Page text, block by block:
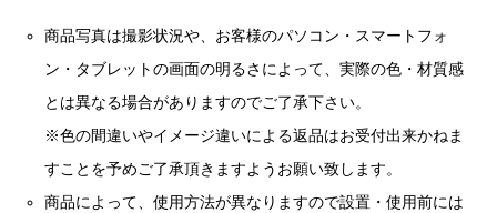
商品写真は撮影状況や、お客様のパソコン・スマートフォ
ン・タブレットの画面の明るさによって、実際の色・材質感
とは異なる場合がありますのでご了承下さい。
※色の間違いやイメージ違いによる返品はお受付出来かねま
すことを予めご了承頂きますようお願い致します。
商品によって、使用方法が異なりますので設置・使用前には